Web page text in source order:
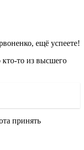
ещё успеете!
то из высшего
принять